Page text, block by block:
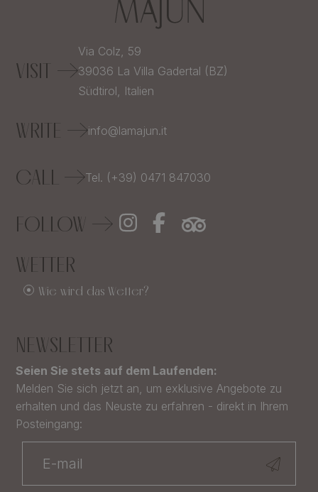
VISIT
Via Colz, 59
39036 La Villa Gadertal (BZ)
Südtirol, Italien
WRITE info@lamajun.it
CALL Tel. (+39) 0471 847030
FOLLOW
WETTER
Wie wird das Wetter?
NEWSLETTER
Seien Sie stets auf dem Laufenden:
Melden Sie sich jetzt an, um exklusive Angebote zu
erhalten und das Neuste zu erfahren - direkt in Ihrem
Posteingang: